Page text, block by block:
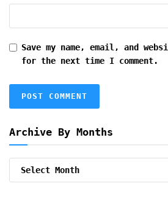
Save my name, email, and
for the next time I comment.
Archive By Months
Archive